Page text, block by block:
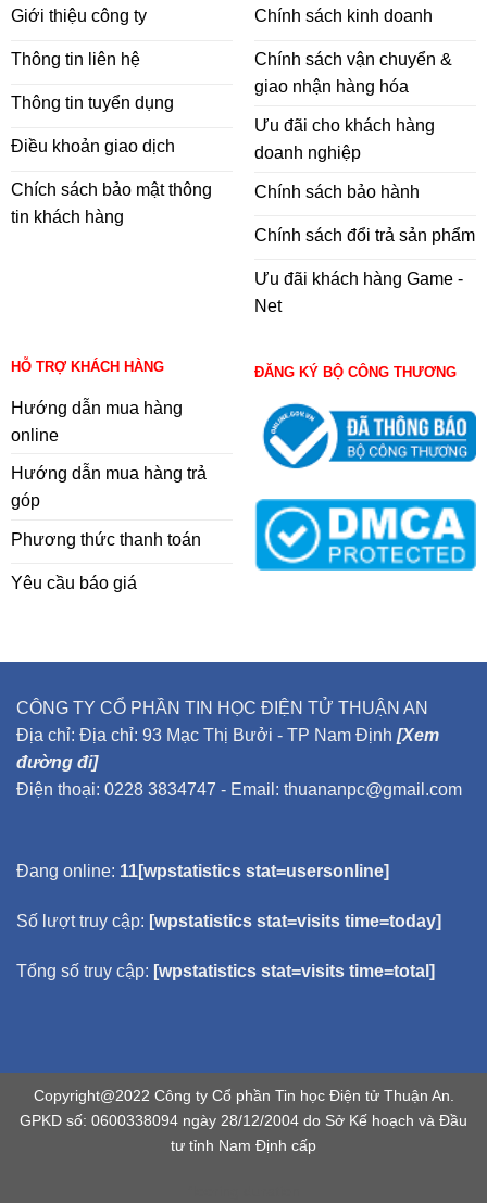
Giới thiệu công ty
Thông tin liên hệ
Thông tin tuyển dụng
Điều khoản giao dịch
Chích sách bảo mật thông
tin khách hàng
Chính sách kinh doanh
Chính sách vận chuyển &
giao nhận hàng hóa
Ưu đãi cho khách hàng
doanh nghiệp
Chính sách bảo hành
Chính sách đổi trả sản phẩm
Ưu đãi khách hàng Game -
Net
HỖ TRỢ KHÁCH HÀNG
Hướng dẫn mua hàng
online
Hướng dẫn mua hàng trả
góp
Phương thức thanh toán
Yêu cầu báo giá
ĐĂNG KÝ BỘ CÔNG THƯƠNG
CÔNG TY CỔ PHẦN TIN HỌC ĐIỆN TỬ THUẬN AN
Địa chỉ: Địa chỉ: 93 Mạc Thị Bưởi - TP Nam Định [Xem
đường đi]
Điện thoại: 0228 3834747 - Email: thuananpc@gmail.com
Đang online: 11[wpstatistics stat=usersonline]
Số lượt truy cập: [wpstatistics stat=visits time=today]
Tổng số truy cập: [wpstatistics stat=visits time=total]
Copyright@2022 Công ty Cổ phần Tin học Điện tử Thuận An.
GPKD số: 0600338094 ngày 28/12/2004 do Sở Kế hoạch và Đầu
tư tỉnh Nam Định cấp